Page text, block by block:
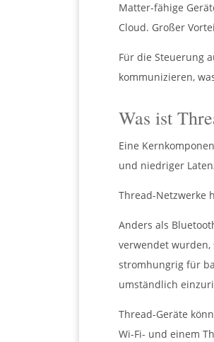
Matter-fähige
Cloud. Großer
Für die Steuerung
kommunizieren,
Was ist
Eine
und niedriger
Thread-Netzwerke
Anders als
verwendet wurden,
stromhungrig für
umständlich
Thread-Geräte
Wi-Fi- und einem